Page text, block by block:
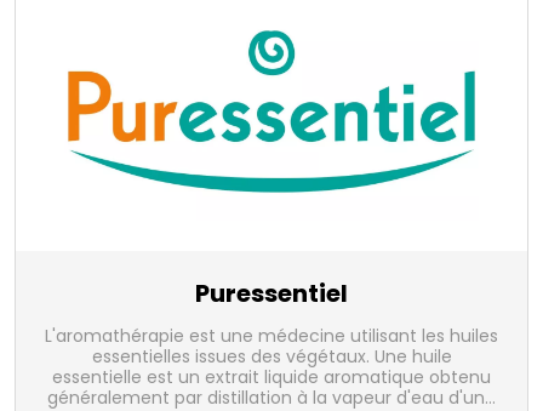
Puressentiel
L'aromathérapie est une médecine utilisant les huiles
essentielles issues des végétaux. Une huile
essentielle est un extrait liquide aromatique obtenu
généralement par distillation à la vapeur d'eau d'une